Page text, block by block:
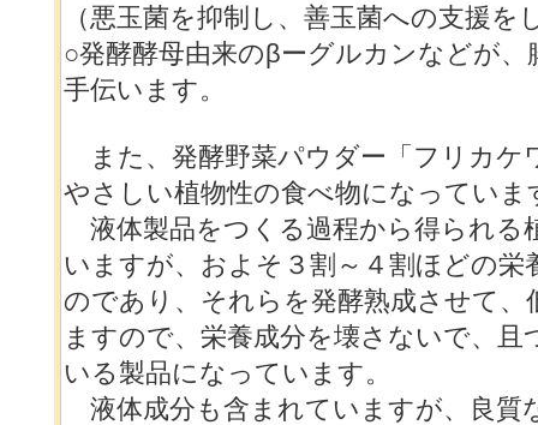
（悪玉菌を抑制し、善玉菌への支援を
○発酵酵母由来のβーグルカンなどが、
手伝います。
また、発酵野菜パウダー「フリカケ
やさしい植物性の食べ物になっていま
液体製品をつくる過程から得られる
いますが、およそ３割～４割ほどの栄
のであり、それらを発酵熟成させて、
ますので、栄養成分を壊さないで、且
いる製品になっています。
液体成分も含まれていますが、良質